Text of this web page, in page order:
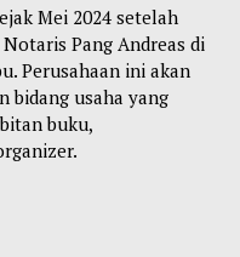
Mei 2024 setelah
Pang Andreas di
Perusahaan ini akan
bidang usaha yang
buku,